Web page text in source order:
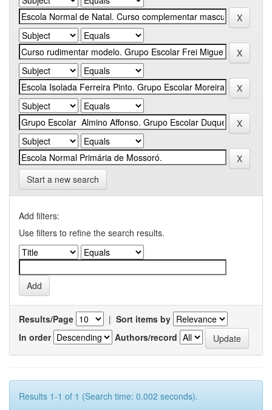
Start a new search
Add filters:
Use filters to refine the search results.
Results/Page | Sort items by
In order
Authors/record
Results 1-1 of 1 (Search time: 0.002 seconds).